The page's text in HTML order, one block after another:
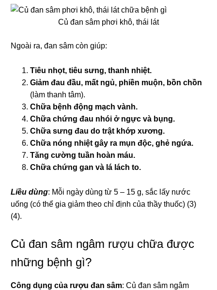
Củ đan sâm phơi khô, thái lát
Ngoài ra, đan sâm còn giúp:
Tiêu nhọt, tiêu sưng, thanh nhiệt.
Giảm đau đầu, mất ngủ, phiền muộn, bồn chồn
(làm thanh tâm).
Chữa bệnh động mạch vành.
Chữa chứng đau nhói ở ngực và bụng.
Chữa sưng đau do trật khớp xương.
Chữa nóng nhiệt gây ra mụn độc, ghẻ ngứa.
Tăng cường tuần hoàn máu.
Chữa chứng gan và lá lách to.
Liều dùng: Mỗi ngày dùng từ 5 – 15 g, sắc lấy nước
uống (có thể gia giảm theo chỉ định của thầy thuốc) (3)
(4).
Củ đan sâm ngâm rượu chữa được
những bệnh gì?
Công dụng của rượu đan sâm: Củ đan sâm ngâm